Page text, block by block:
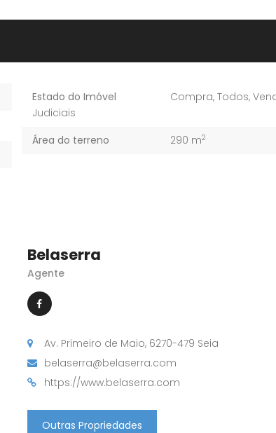
Estado do Imóvel Compra,Todos,
Judiciais
Área do terreno
290 m2
Belaserra
Agente
Av. Primeiro de Maio, 6270-479 Seia
belaserra@belaserra.com
https://www.belaserra.com
Outras Propriedades